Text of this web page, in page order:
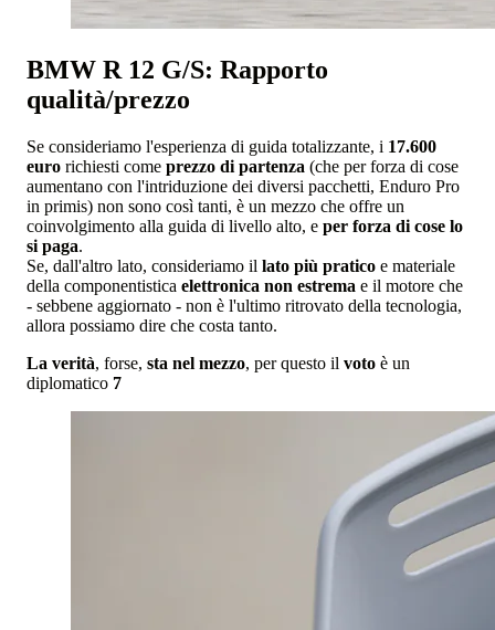
BMW R 12 G/S: Rapporto
qualità/prezzo
Se consideriamo l'esperienza di guida totalizzante, i 17.600
euro richiesti come prezzo di partenza (che per forza di cose
aumentano con l'intriduzione dei diversi pacchetti, Enduro Pro
in primis) non sono così tanti, è un mezzo che offre un
coinvolgimento alla guida di livello alto, e per forza di cose lo
si paga.
Se, dall'altro lato, consideriamo il lato più pratico e materiale
della componentistica elettronica non estrema e il motore che
- sebbene aggiornato - non è l'ultimo ritrovato della tecnologia,
allora possiamo dire che costa tanto.
La verità, forse, sta nel mezzo, per questo il voto è un
diplomatico 7